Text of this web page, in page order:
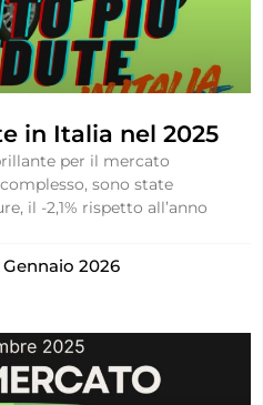
in Italia nel 2025
per il mercato
sono state
il -2,1% rispetto all’anno
Gennaio 2026